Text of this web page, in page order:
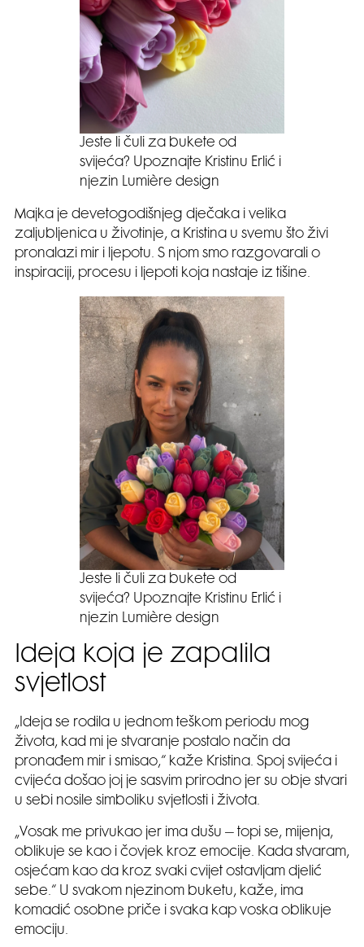
Jeste li čuli za bukete od
svijeća? Upoznajte Kristinu Erlić i
njezin Lumière design
Majka je devetogodišnjeg dječaka i velika
zaljubljenica u životinje, a Kristina u svemu što živi
pronalazi mir i ljepotu. S njom smo razgovarali o
inspiraciji, procesu i ljepoti koja nastaje iz tišine.
Jeste li čuli za bukete od
svijeća? Upoznajte Kristinu Erlić i
njezin Lumière design
Ideja koja je zapalila
svjetlost
„Ideja se rodila u jednom teškom periodu mog
života, kad mi je stvaranje postalo način da
pronađem mir i smisao,“ kaže Kristina. Spoj svijeća i
cvijeća došao joj je sasvim prirodno jer su obje stvari
u sebi nosile simboliku svjetlosti i života.
„Vosak me privukao jer ima dušu – topi se, mijenja,
oblikuje se kao i čovjek kroz emocije. Kada stvaram,
osjećam kao da kroz svaki cvijet ostavljam djelić
sebe.“ U svakom njezinom buketu, kaže, ima
komadić osobne priče i svaka kap voska oblikuje
emociju.